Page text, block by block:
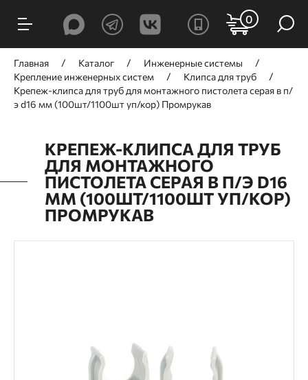
0
Главная Каталог
Инженерные системы
Крепление инженерных систем
Клипса для труб
Крепеж-клипса для труб для монтажного пистолета серая в п/
э d16 мм (100шт/1100шт уп/кор) Промрукав
КРЕПЕЖ-КЛИПСА ДЛЯ ТРУБ
ДЛЯ МОНТАЖНОГО
ПИСТОЛЕТА СЕРАЯ В П/Э D16
ММ (100ШТ/1100ШТ УП/КОР)
ПРОМРУКАВ